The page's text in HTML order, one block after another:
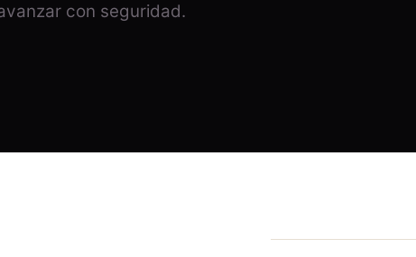
con seguridad.